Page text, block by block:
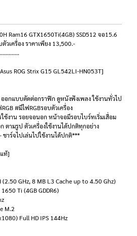
Ram16 GTX1650Ti(4GB) SSD512 จอ15.6
วเครื่อง ราคาเพียง 13,500.-
ROG Strix G15 GL542LI-HN053T]
อกแบบตัดต่อกราฟิก ดูหนังฟังเพลง ใช้งานทั่วไป
#มีไฟRGBรอบตัวเครื่อง
ใช้งาน รอยจอนอก หน้าจอมีรอบไบร์ทเริ่มเสื่อม
ตามรูป ตัวเครื่องใช้งานได้ปกติทุกอย่าง
ชาร์จไปเล่นไปใช้งานได้ปกติ***
ท้]
GHz, 8 MB L3 Cache up to 4.50 Ghz)
Ti (4GB GDDR6)
M.2
Full HD IPS 144Hz